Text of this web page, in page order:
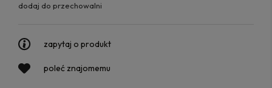
dodaj do przechowalni
zapytaj o produkt
poleć znajomemu